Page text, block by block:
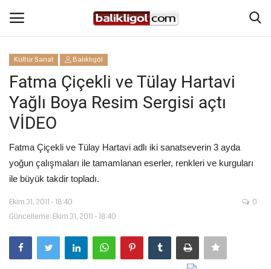
Giriş Yap
Anasayfa
Şanlıurfa
Eğitim
Spor
Kültür Sanat Balıklıgöl
Fatma Çiçekli ve Tülay Hartavi
Yağlı Boya Resim Sergisi açtı
VİDEO
Fatma Çiçekli ve Tülay Hartavi adlı iki sanatseverin 3 ayda
yoğun çalışmaları ile tamamlanan eserler, renkleri ve kurguları
ile büyük takdir topladı.
Ekim 31, 2011 - 18:40
Güncelleme: Ekim 31, 2011 - 18:40
0